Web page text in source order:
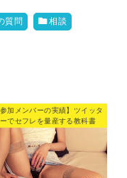
質問 相談
参加メンバーの実績】ツイッタ
ーでセフレを量産する教科書